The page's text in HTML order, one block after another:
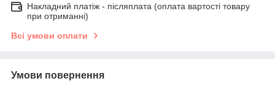
Накладний платіж - післяплатa (оплата вартості товару
при отриманні)
Всі умови оплати
Умови повернення